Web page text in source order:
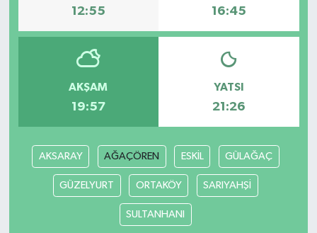
12:55 16:45
AKŞAM
19:57
YATSI
21:26
AKSARAY AĞAÇÖREN ESKİL GÜLAĞAÇ
GÜZELYURT ORTAKÖY SARIYAHŞİ
SULTANHANI